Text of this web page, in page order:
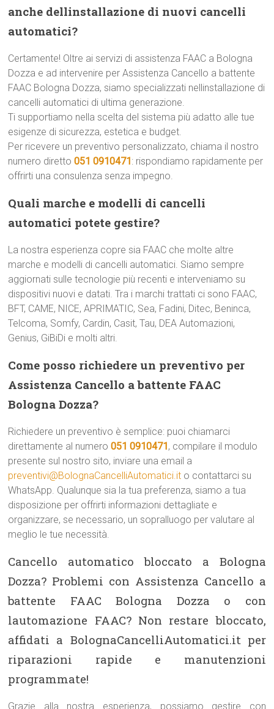
anche dellinstallazione di nuovi cancelli
automatici?
Certamente! Oltre ai servizi di assistenza FAAC a Bologna
Dozza e ad intervenire per Assistenza Cancello a battente
FAAC Bologna Dozza, siamo specializzati nellinstallazione di
cancelli automatici di ultima generazione.
Ti supportiamo nella scelta del sistema più adatto alle tue
esigenze di sicurezza, estetica e budget.
Per ricevere un preventivo personalizzato, chiama il nostro
numero diretto051 0910471: rispondiamo rapidamente per
offrirti una consulenza senza impegno.
Quali marche e modelli di cancelli
automatici potete gestire?
La nostra esperienza copre sia FAAC che molte altre
marche e modelli di cancelli automatici. Siamo sempre
aggiornati sulle tecnologie più recenti e interveniamo su
dispositivi nuovi e datati. Tra i marchi trattati ci sono FAAC,
BFT, CAME, NICE, APRIMATIC, Sea, Fadini, Ditec, Beninca,
Telcoma, Somfy, Cardin, Casit, Tau, DEA Automazioni,
Genius, GiBiDi e molti altri.
Come posso richiedere un preventivo per
Assistenza Cancello a battente FAAC
Bologna Dozza?
Richiedere un preventivo è semplice: puoi chiamarci
direttamente al numero051 0910471, compilare il modulo
presente sul nostro sito, inviare una email a
preventivi@BolognaCancelliAutomatici.it o contattarci su
WhatsApp. Qualunque sia la tua preferenza, siamo a tua
disposizione per offrirti informazioni dettagliate e
organizzare, se necessario, un sopralluogo per valutare al
meglio le tue necessità.
Cancello automatico bloccato a Bologna
Dozza? Problemi con Assistenza Cancello a
battente FAAC Bologna Dozza o con
lautomazione FAAC? Non restare bloccato,
affidati a BolognaCancelliAutomatici.it per
riparazioni rapide e manutenzioni
programmate!
Grazie alla nostra esperienza, possiamo gestire con